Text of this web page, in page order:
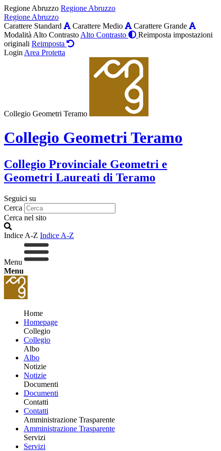
Regione Abruzzo Regione Abruzzo
Regione Abruzzo
Carattere Standard
Carattere Medio
Carattere Grande
Modalità Alto Contrasto Alto Contrasto
Reimposta impostazioni
originali Reimposta
Login Area Protetta
Collegio Geometri Teramo
Collegio Geometri Teramo
Collegio Provinciale Geometri e
Geometri Laureati di Teramo
Seguici su
Cerca
Cerca nel sito
Indice A-Z Indice A-Z
Menu
Menu
Home
Homepage
Collegio
Collegio
Albo
Albo
Notizie
Notizie
Documenti
Documenti
Contatti
Contatti
Amministrazione Trasparente
Amministrazione Trasparente
Servizi
Servizi